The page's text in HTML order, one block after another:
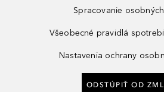
Spracovanie
Všeobecné pravidlá
Nastavenia ochrany
ODSTÚPIŤ OD